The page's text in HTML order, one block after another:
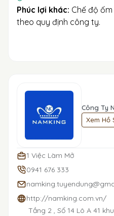
Phúc lợi khác: Chế độ
theo quy định công ty.
Công Ty
Xem Hồ
1 Việc Làm Mở
0941 676 333
http://namking.com.vn/
Tầng 2 , Số 14 Lô A 41